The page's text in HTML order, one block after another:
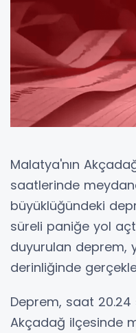
Malatya'nın
saatlerinde
büyüklüğündeki
süreli paniğe yol
duyurulan deprem,
derinliğinde
Deprem, saat 20.24
Akçadağ ilçesinde